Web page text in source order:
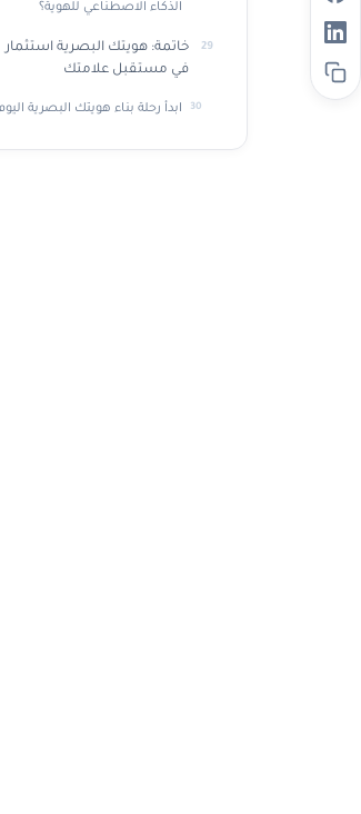
الذكاء الاصطناعي للهوية؟
خاتمة: هويتك البصرية استثمار
في مستقبل علامتك
ابدأ رحلة بناء هويتك البصرية